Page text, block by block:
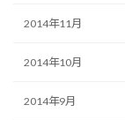
2014年11月
2014年10月
2014年9月